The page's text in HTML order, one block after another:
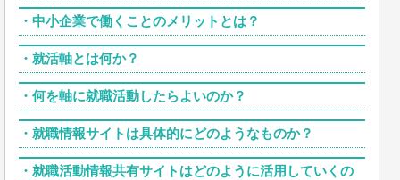
・ 中小企業で働くことのメリットとは？
・ 就活軸とは何か？
・ 何を軸に就職活動したらよいのか？
・ 就職情報サイトは具体的にどのようなものか？
・ 就職活動情報共有サイトはどのように活用していくの